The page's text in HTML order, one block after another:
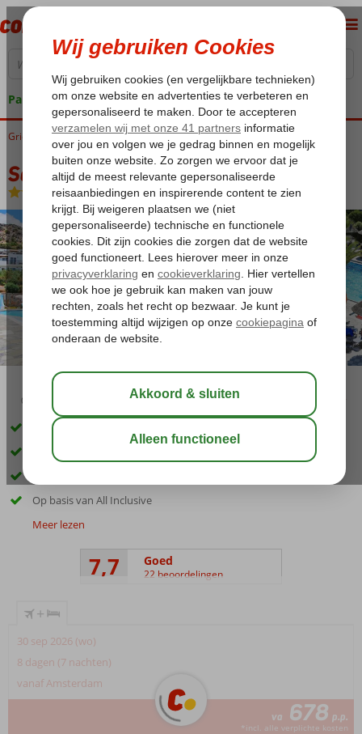
Pakketgarantie
Home
Griekenland Kreta Chersonissos Semiramis Village
Semiramis Village
All Inclusive- Hotel
03:30
Exclusief bij Corendon
Op korte afstand van strand
Op basis van All Inclusive
Meer lezen
7,7 Goed
22 beoordelingen
+
30 sep 2026 (wo)
8 dagen (7 nachten)
vanaf Amsterdam
va 678 p.p.
*incl. alle verplichte kosten